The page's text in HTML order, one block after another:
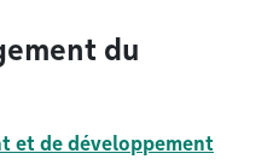
du
et de développement